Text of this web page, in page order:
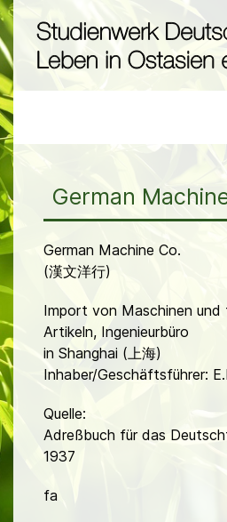
German
German Machine Co.
(漢文洋行)
Import von Maschinen und
Artikeln, Ingenieurbüro
in Shanghai (上海)
Inhaber/Geschäftsführer:
Quelle:
Adreßbuch für das
1937
fa